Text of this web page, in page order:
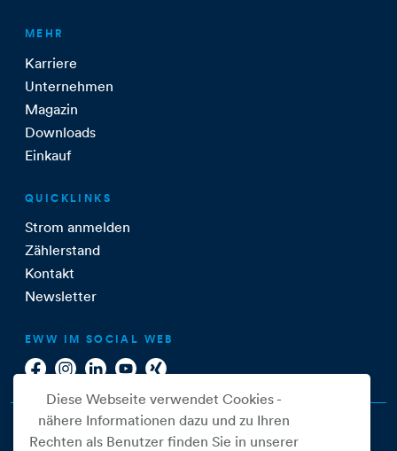
MEHR
Karriere
Unternehmen
Magazin
Downloads
Einkauf
QUICKLINKS
Strom anmelden
Zählerstand
Kontakt
Newsletter
EWW IM SOCIAL WEB
Diese Webseite verwendet Cookies -
nähere Informationen dazu und zu Ihren
Rechten als Benutzer finden Sie in unserer